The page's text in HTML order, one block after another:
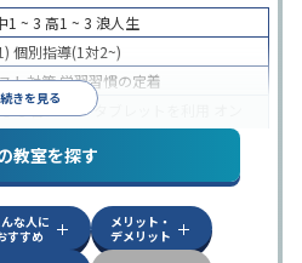
続きを見る
1 ~ 3 高1 ~ 3 浪人生
個別指導(1対2~)
ト対策学習習慣の定着
学習にPC・タブレットを利用
教室を探す
んな人に
すすめ
メリット・
デメリット